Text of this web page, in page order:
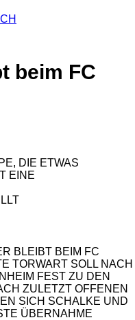
beim FC
BLEIBT BEIM FC
TORWART SOLL NACH
FEST ZU DEN
ZULETZT OFFENEN
SICH SCHALKE UND
ÜBERNAHME